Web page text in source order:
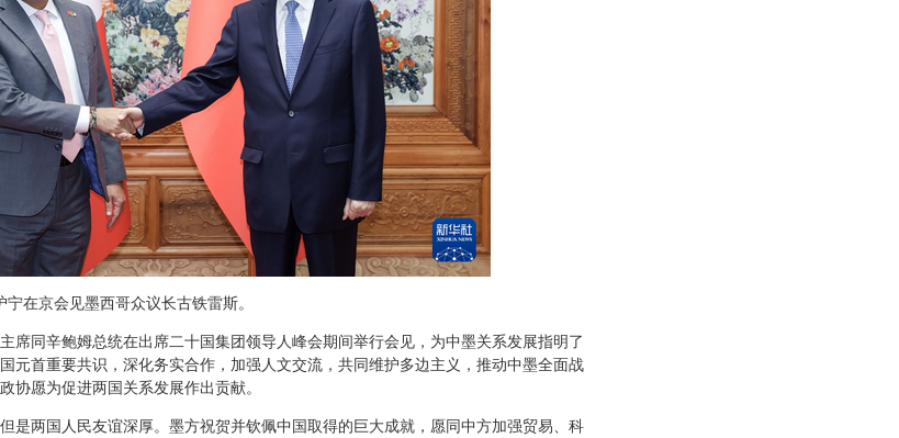
在京会见墨西哥众议长古铁雷斯。
席同辛鲍姆总统在出席二十国集团领导人峰会期间举行会见，为中墨关系发展指明了
元首重要共识，深化务实合作，加强人文交流，共同维护多边主义，推动中墨全面战
协愿为促进两国关系发展作出贡献。
是两国人民友谊深厚。墨方祝贺并钦佩中国取得的巨大成就，愿同中方加强贸易、科